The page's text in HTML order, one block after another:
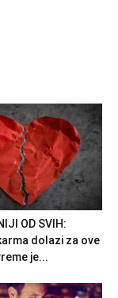
OD SVIH:
dolazi za ove
je...